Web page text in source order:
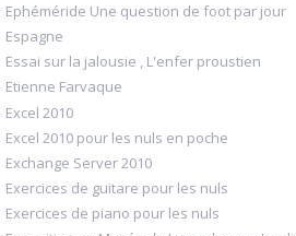
Ephéméride Une question de foot par jour
Espagne
Essai sur la jalousie , L'enfer proustien
Etienne Farvaque
Excel 2010
Excel 2010 pour les nuls en poche
Exchange Server 2010
Exercices de guitare pour les nuls
Exercices de piano pour les nuls